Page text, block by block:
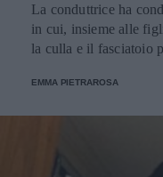
La conduttrice ha
in cui, insieme alle
la culla e il fasciatoio
EMMA PIETRAROSA